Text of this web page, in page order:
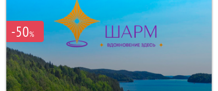
-50%